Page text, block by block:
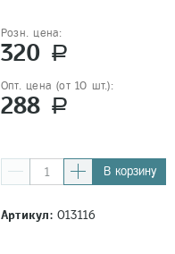
Розн. цена:
320 a
Опт. цена (от 10 шт.):
288 a
В корзину
Артикул:013116